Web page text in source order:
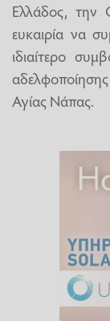
Ελλάδος, την
ευκαιρία να
ιδιαίτερο
Αγίας Νάπας.